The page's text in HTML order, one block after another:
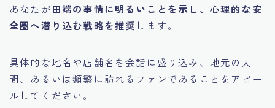
あなたが田端の事情に明るいことを示し、心理的な安
全圏へ潜り込む戦略を推奨 します。
具体的な地名や店舗名を会話に盛り込み、地元の人
間、あるいは頻繁に訪れるファンであることをアピー
ルしてください。